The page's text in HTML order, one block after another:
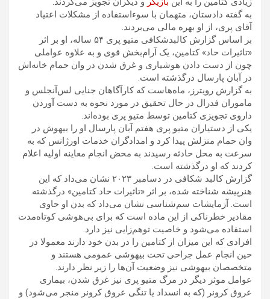
به گفته دادستان، متهمان با سوء‌استفاده از مشکلات اعتیاد
آقای پری، از او بهره مالی می‌بردند.
بر اساس گزارش کالبدشکافی متیو پری ۵۴ ساله، او بر اثر
«تاثیرات حاد» کتامین، یک آرام‌بخش قوی و به علاوه عواملی
چون از دست دادن هوشیاری و غرق شدن در وان حمام خانه‌اش
در آبان پارسال درگذشته است.
به گزارش رویترز، ماه‌هاست که کارآگاهان جنایی لس‌آنجلس و
ماموران فدرال در حال تحقیق در مورد نحوه به دست آوردن
داروی تجویزی کتامین توسط متیو پری بوده‌اند.
یکی از دستیاران متیو پری هفتم آبان پارسال او را بیهوش در
وان حمام منزلش پیدا کرد و امدادگران خدمات اورژانس که به
سرعت به محل حادثه رسیدند به محض انجام معاینه اولیه اعلام
کردند که او درگذشته است.
گزارش کالبد شکافی در دسامبر ۲۰۲۳ نشان می‌داد که این
هنرپیشه شناخته شده، بر اثر «تاثیرات حاد کتامین» درگذشته
است. آزمایشات سم‌شناسی نشان می‌داد که بدن او حاوی
مقادیر خطرناکی از این ماده‌ است که برای بی‌هوشی کوتاه‌مدت
استفاده می‌شود و خاصیت توهم‌زایی نیز دارد.
افرادی که این میزان از کتامین را در بدن خود دارند معمولا در
حین انجام عمل جراحی تحت بیهوشی عمومی هستند و
متخصصان بیهوشی نیز وضعیت آن‌ها را زیر نظر دارند.
عوامل موثر دیگر در مرگ متیو پری نیز غرق شدن، بیماری
عروق کرونر (که به انسداد یا تنگی عروق کرونر منجر می‌شود) و